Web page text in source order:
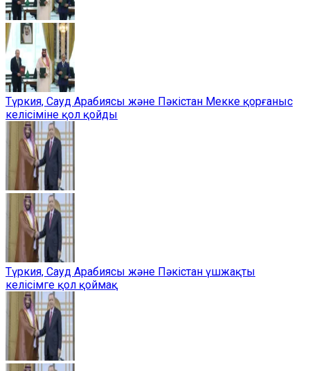
Түркия, Сауд Арабиясы және Пәкістан Мекке қорғаныс
келісіміне қол қойды
Түркия, Сауд Арабиясы және Пәкістан үшжақты
келісімге қол қоймақ